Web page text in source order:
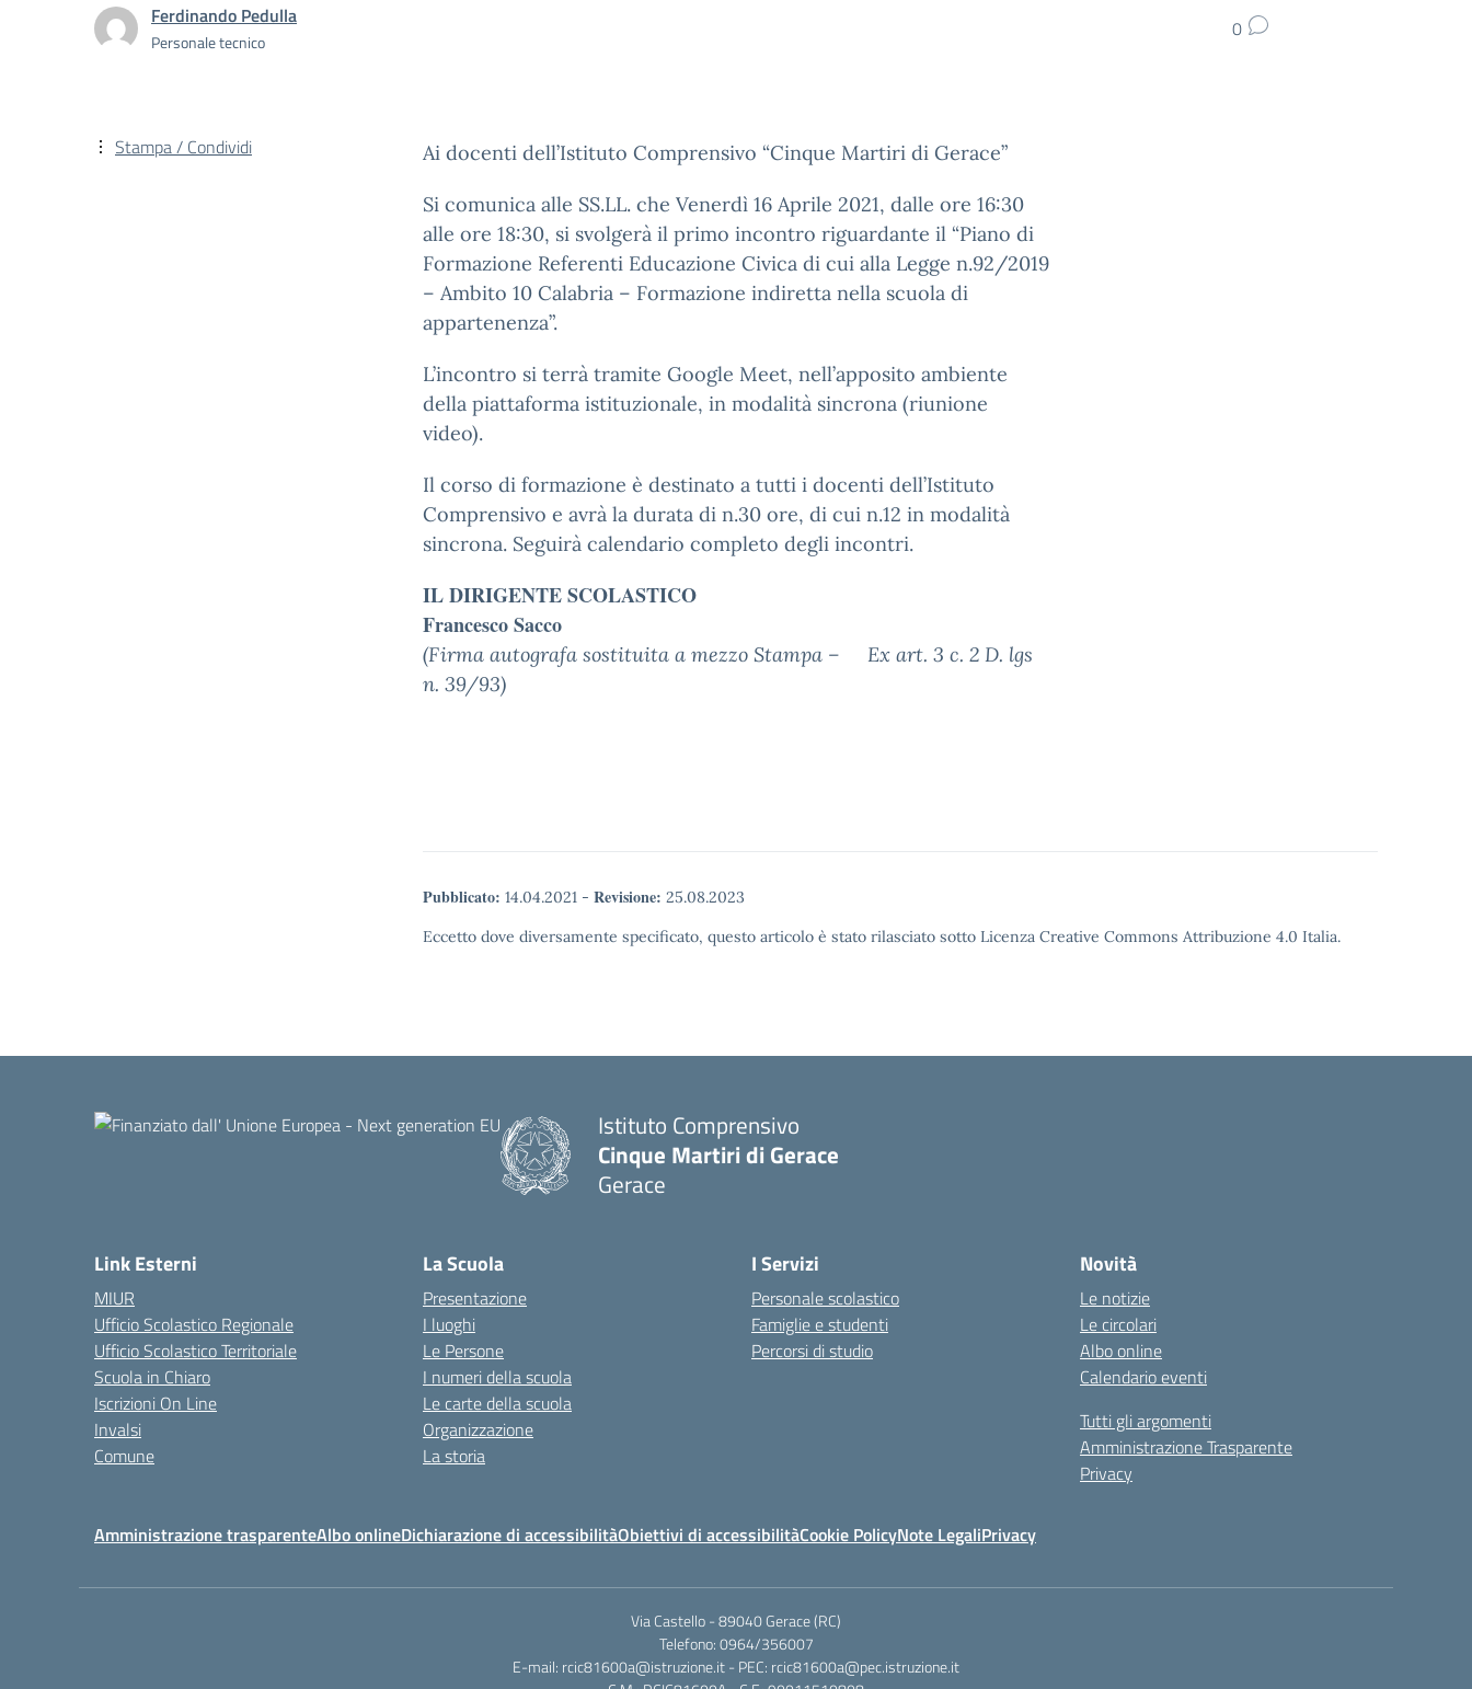
Ferdinando Pedulla
Personale tecnico 0
Ai docenti dell’Istituto Comprensivo “Cinque Martiri di Gerace”
Si comunica alle SS.LL. che Venerdì 16 Aprile 2021, dalle ore 16:30
alle ore 18:30, si svolgerà il primo incontro riguardante il “Piano di
Formazione Referenti Educazione Civica di cui alla Legge n.92/2019
– Ambito 10 Calabria – Formazione indiretta nella scuola di
appartenenza”.
L’incontro si terrà tramite Google Meet, nell’apposito ambiente
della piattaforma istituzionale, in modalità sincrona (riunione
video).
Il corso di formazione è destinato a tutti i docenti dell’Istituto
Comprensivo e avrà la durata di n.30 ore, di cui n.12 in modalità
sincrona. Seguirà calendario completo degli incontri.
IL DIRIGENTE SCOLASTICO
Francesco Sacco
(Firma autografa sostituita a mezzo Stampa –
Ex art. 3 c. 2 D. lgs
n. 39/93)
Pubblicato: 14.04.2021 - Revisione: 25.08.2023
Eccetto dove diversamente specificato, questo articolo è stato rilasciato sotto Licenza Creative Commons Attribuzione 4.0 Italia.
Stampa / Condividi
Istituto Comprensivo
Cinque Martiri di Gerace
Gerace
Link Esterni
MIUR
Ufficio Scolastico Regionale
Ufficio Scolastico Territoriale
Scuola in Chiaro
Iscrizioni On Line
Invalsi
Comune
La Scuola
Presentazione
I luoghi
Le Persone
I numeri della scuola
Le carte della scuola
Organizzazione
La storia
I Servizi
Personale scolastico
Famiglie e studenti
Percorsi di studio
Novità
Le notizie
Le circolari
Albo online
Calendario eventi
Tutti gli argomenti
Amministrazione Trasparente
Privacy
Amministrazione trasparenteAlbo onlineDichiarazione di accessibilitàObiettivi di accessibilitàCookie PolicyNote LegaliPrivacy
Via Castello - 89040 Gerace (RC)
Telefono: 0964/356007
E-mail: rcic81600a@istruzione.it - PEC: rcic81600a@pec.istruzione.it